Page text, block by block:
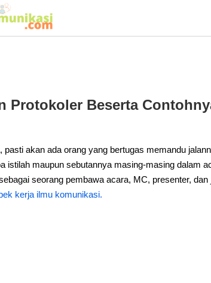
Protokoler Beserta
akan ada orang yang bertugas memandu
istilah maupun sebutannya masing-masing dalam
seorang pembawa acara, MC, presenter, dan
kerja ilmu komunikasi.